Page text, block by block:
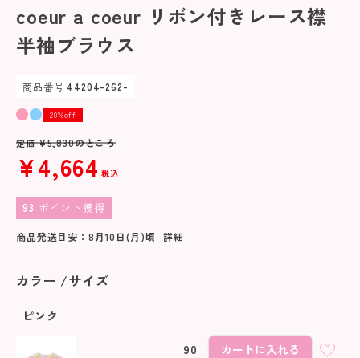
coeur a coeur リボン付きレース襟
半袖ブラウス
商品番号 44204-262-
20%off
定価 ¥5,830のところ
¥4,664 税込
93 ポイント獲得
商品発送目安： 8月10日(月)頃 詳細
カラー サイズ
ピンク
90 カートに入れる